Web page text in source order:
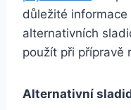
⁣důležité
alternativních
použít při přípravě
Alternativní